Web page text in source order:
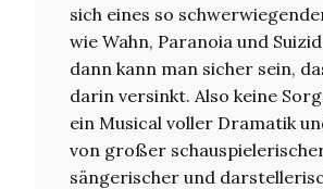
sich eines so
wie Wahn, Paranoia und
dann kann man sicher sein,
darin versinkt. Also keine
ein Musical voller Dramatik
von großer
sängerischer und